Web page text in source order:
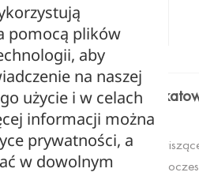
775,00zł
Kinkiety zwisające w
formie
Prezentowane przez nas
wejrzenia zachwycają
pomocą plików
aby
na naszej
użycie i w celach
informacji można
prywatności, a
w dowolnym